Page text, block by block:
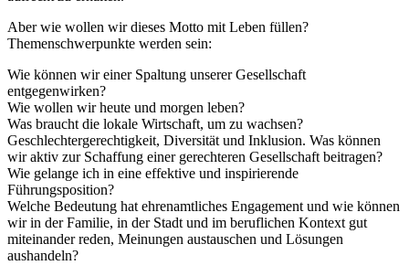
Aber wie wollen wir dieses Motto mit Leben füllen?
Themenschwerpunkte werden sein:
Wie können wir einer Spaltung unserer Gesellschaft
entgegenwirken?
Wie wollen wir heute und morgen leben?
Was braucht die lokale Wirtschaft, um zu wachsen?
Geschlechtergerechtigkeit, Diversität und Inklusion. Was können
wir aktiv zur Schaffung einer gerechteren Gesellschaft beitragen?
Wie gelange ich in eine effektive und inspirierende
Führungsposition?
Welche Bedeutung hat ehrenamtliches Engagement und wie können
wir in der Familie, in der Stadt und im beruflichen Kontext gut
miteinander reden, Meinungen austauschen und Lösungen
aushandeln?